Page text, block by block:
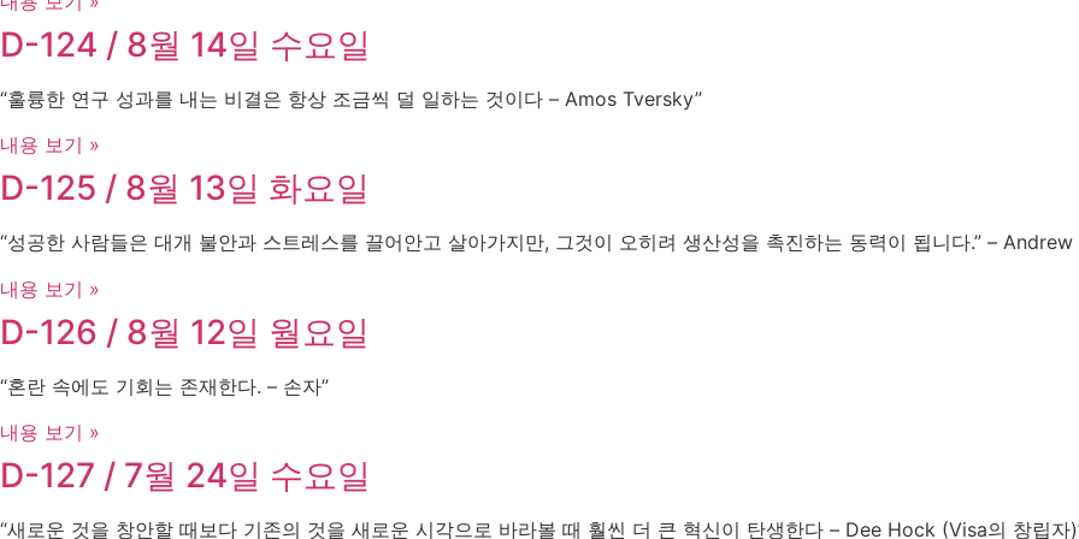
D-124 / 8월 14일 수요일
“훌륭한 연구 성과를 내는 비결은 항상 조금씩 덜 일하는 것이다 – Amos Tversky”
내용 보기 »
D-125 / 8월 13일 화요일
“성공한 사람들은 대개 불안과 스트레스를 끌어안고 살아가지만, 그것이 오히려 생산성을 촉진하는 동력이 됩니다.” –
내용 보기 »
D-126 / 8월 12일 월요일
“혼란 속에도 기회는 존재한다. – 손자”
내용 보기 »
D-127 / 7월 24일 수요일
“새로운 것을 창안할 때보다 기존의 것을 새로운 시각으로 바라볼 때 훨씬 더 큰 혁신이 탄생한다 – Dee Hock (Visa의 창립자